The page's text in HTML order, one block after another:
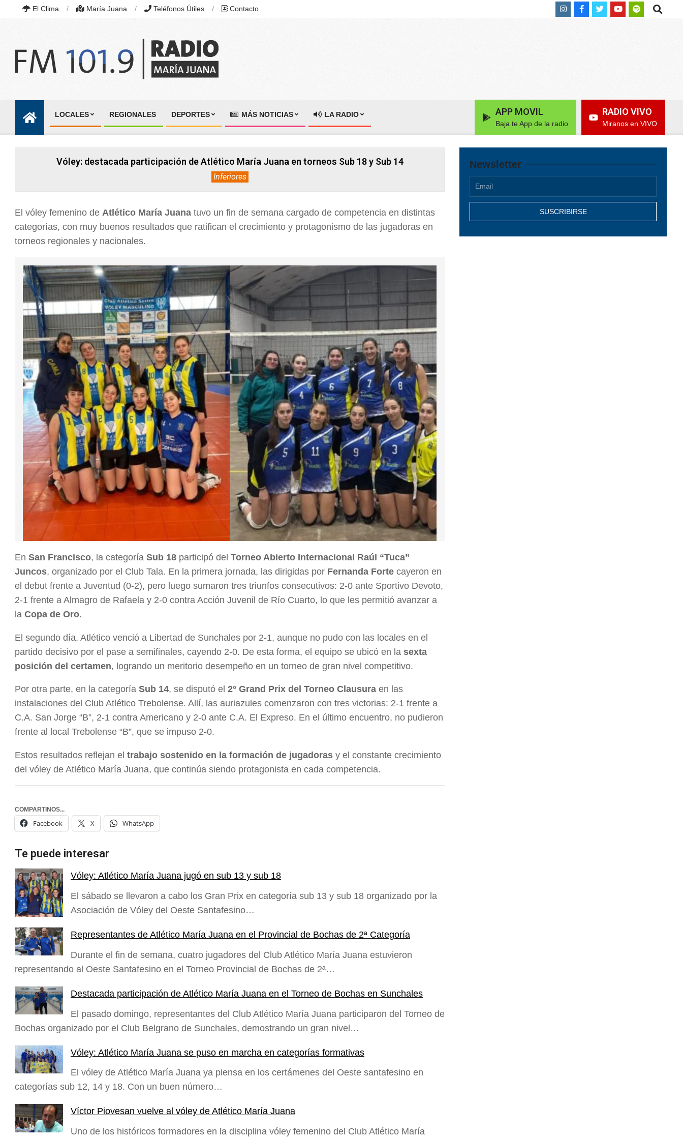
El Clima María Juana Teléfonos Útiles Contacto Search
RADIO
JUANA
FM
SANTA
ARGENTINA
Primary
Navigation
Menu
LOCALES REGIONALES DEPORTES MÁS NOTICIAS LA RADIO APP MOVIL
Baja te App de la radio
RADIO VIVO
Miranos en VIVO
Vóley: destacada participación de Atlético María Juana en torneos Sub 18 y Sub 14
Inferiores
El vóley femenino de Atlético María Juana tuvo un fin de semana cargado de competencia en distintas
categorías, con muy buenos resultados que ratifican el crecimiento y protagonismo de las jugadoras en
torneos regionales y nacionales.
En San Francisco, la categoría Sub 18 participó del Torneo Abierto Internacional Raúl “Tuca”
Juncos, organizado por el Club Tala. En la primera jornada, las dirigidas por Fernanda Forte cayeron en
el debut frente a Juventud (0-2), pero luego sumaron tres triunfos consecutivos: 2-0 ante Sportivo Devoto,
2-1 frente a Almagro de Rafaela y 2-0 contra Acción Juvenil de Río Cuarto, lo que les permitió avanzar a
la Copa de Oro.
El segundo día, Atlético venció a Libertad de Sunchales por 2-1, aunque no pudo con las locales en el
partido decisivo por el pase a semifinales, cayendo 2-0. De esta forma, el equipo se ubicó en la sexta
posición del certamen, logrando un meritorio desempeño en un torneo de gran nivel competitivo.
Por otra parte, en la categoría Sub 14, se disputó el 2° Grand Prix del Torneo Clausura en las
instalaciones del Club Atlético Trebolense. Allí, las auriazules comenzaron con tres victorias: 2-1 frente a
C.A. San Jorge “B”, 2-1 contra Americano y 2-0 ante C.A. El Expreso. En el último encuentro, no pudieron
frente al local Trebolense “B”, que se impuso 2-0.
Estos resultados reflejan el trabajo sostenido en la formación de jugadoras y el constante crecimiento
del vóley de Atlético María Juana, que continúa siendo protagonista en cada competencia.
COMPARTINOS...
Facebook X WhatsApp
Te puede interesar
Vóley: Atlético María Juana jugó en sub 13 y sub 18
El sábado se llevaron a cabo los Gran Prix en categoría sub 13 y sub 18 organizado por la
Asociación de Vóley del Oeste Santafesino…
Representantes de Atlético María Juana en el Provincial de Bochas de 2ª Categoría
Durante el fin de semana, cuatro jugadores del Club Atlético María Juana estuvieron
representando al Oeste Santafesino en el Torneo Provincial de Bochas de 2ª…
Destacada participación de Atlético María Juana en el Torneo de Bochas en Sunchales
El pasado domingo, representantes del Club Atlético María Juana participaron del Torneo de
Bochas organizado por el Club Belgrano de Sunchales, demostrando un gran nivel…
Vóley: Atlético María Juana se puso en marcha en categorías formativas
El vóley de Atlético María Juana ya piensa en los certámenes del Oeste santafesino en
categorías sub 12, 14 y 18. Con un buen número…
Víctor Piovesan vuelve al vóley de Atlético María Juana
Uno de los históricos formadores en la disciplina vóley femenino del Club Atlético María
Newsletter